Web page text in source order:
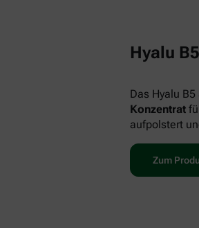
Hyalu
Das Hyalu
Konzentrat
aufpolstert
Zum